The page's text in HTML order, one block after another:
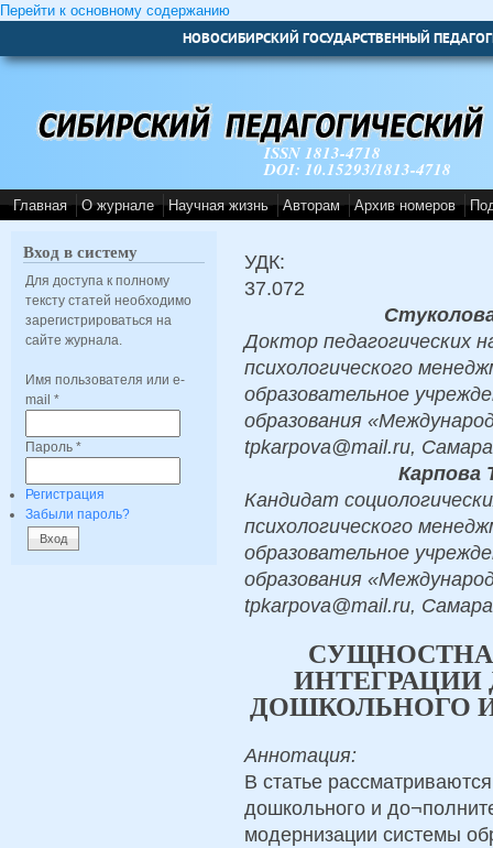
Перейти к основному содержанию
НОВОСИБИРСКИЙ ГОСУДАРСТВЕННЫЙ
ISSN 1813-4718
DOI: 10.15293/1813-4718
Главная О журнале Научная жизнь Авторам Архив номеров
Вход в систему
Для доступа к полному
тексту статей необходимо
зарегистрироваться на
сайте журнала.
Имя пользователя или e-
mail *
Пароль *
Регистрация
Забыли пароль?
УДК:
37.072
Доктор педагогических
психологического
образовательное
образования
tpkarpova@mail.ru, Самара
Карпова
Кандидат
психологического
образовательное
образования
tpkarpova@mail.ru, Самара
ДОШКОЛЬНОГО
Аннотация:
В статье
дошкольного и
модернизации системы